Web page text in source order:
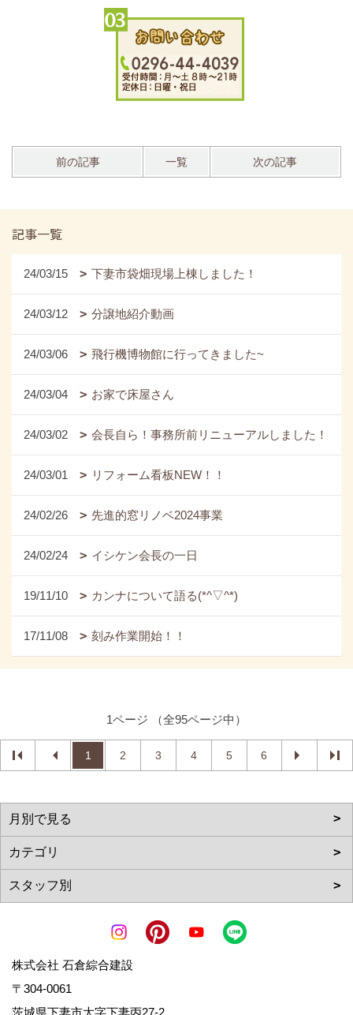
前の記事 一覧 次の記事
記事一覧
24/03/15 下妻市袋畑現場上棟しました！
24/03/12 分譲地紹介動画
24/03/06 飛行機博物館に行ってきました~
24/03/04 お家で床屋さん
24/03/02 会長自ら！事務所前リニューアルしました！
24/03/01 リフォーム看板NEW！！
24/02/26 先進的窓リノベ2024事業
24/02/24 イシケン会長の一日
19/11/10 カンナについて語る(*^▽^*)
17/11/08 刻み作業開始！！
1ページ （全95ページ中）
1 2 3 4 5 6
株式会社 石倉綜合建設
〒304-0061
茨城県下妻市大字下妻丙27-2